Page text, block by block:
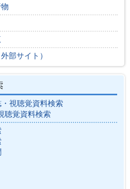
部サイト）
・視聴覚資料検索
聴覚資料検索